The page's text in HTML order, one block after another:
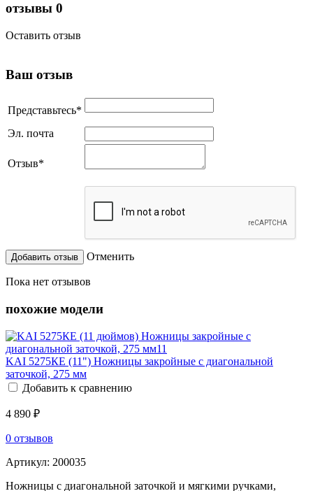
отзывы 0
Оставить отзыв
Ваш отзыв
Представьтесь*
Эл. почта
Отзыв*
Отменить
Пока нет отзывов
похожие модели
KAI 5275КЕ (11") Ножницы закройные с диагональной
заточкой, 275 мм
Добавить к сравнению
4 890 ₽
0 отзывов
Артикул: 200035
Ножницы с диагональной заточкой и мягкими ручками,